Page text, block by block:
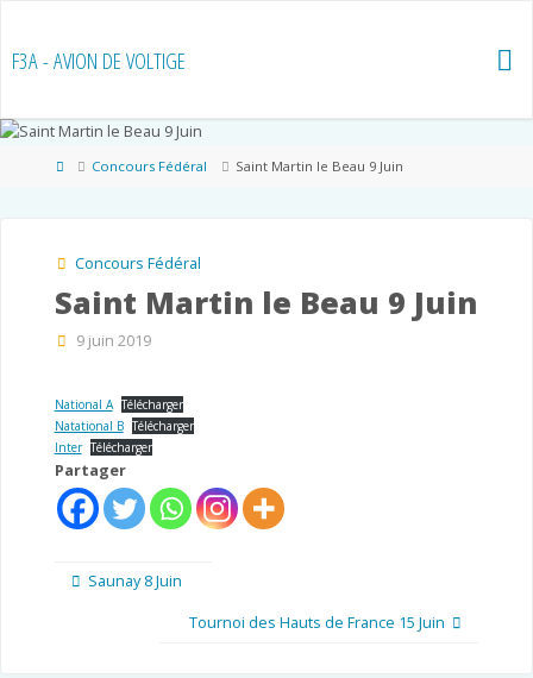
content
F3A - AVION DE VOLTIGE
HomeConcours Fédéral Saint Martin le Beau 9 Juin
Concours Fédéral
Saint Martin le Beau 9 Juin
9 juin 2019
National A Télécharger
Natational B Télécharger
Inter Télécharger
Partager
Saunay 8 Juin
Tournoi des Hauts de France 15 Juin